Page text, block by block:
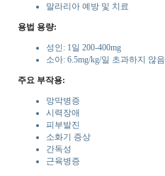
말라리아 예방 및 치료
용법 용량:
성인: 1일 200-400mg
소아: 6.5mg/kg/일 초과하지 않음
주요 부작용:
망막병증
시력장애
피부발진
소화기 증상
간독성
근육병증